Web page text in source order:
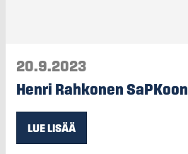
20.9.2023
Henri Rahkonen SaPKoon
LUE LISÄÄ